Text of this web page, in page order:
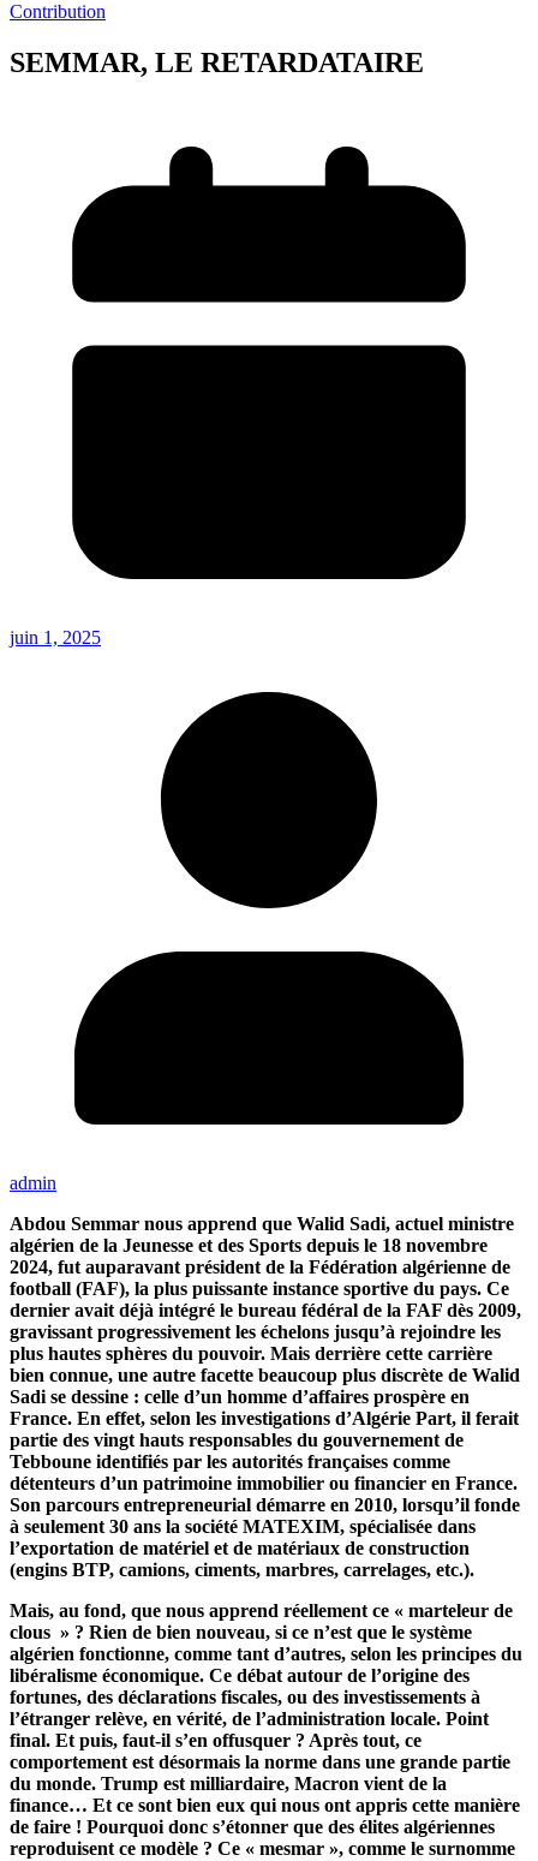
Contribution
SEMMAR, LE RETARDATAIRE
juin 1, 2025
admin
Abdou Semmar nous apprend que Walid Sadi, actuel ministre
algérien de la Jeunesse et des Sports depuis le 18 novembre
2024, fut auparavant président de la Fédération algérienne de
football (FAF), la plus puissante instance sportive du pays. Ce
dernier avait déjà intégré le bureau fédéral de la FAF dès 2009,
gravissant progressivement les échelons jusqu’à rejoindre les
plus hautes sphères du pouvoir. Mais derrière cette carrière
bien connue, une autre facette beaucoup plus discrète de Walid
Sadi se dessine : celle d’un homme d’affaires prospère en
France. En effet, selon les investigations d’Algérie Part, il ferait
partie des vingt hauts responsables du gouvernement de
Tebboune identifiés par les autorités françaises comme
détenteurs d’un patrimoine immobilier ou financier en France.
Son parcours entrepreneurial démarre en 2010, lorsqu’il fonde
à seulement 30 ans la société MATEXIM, spécialisée dans
l’exportation de matériel et de matériaux de construction
(engins BTP, camions, ciments, marbres, carrelages, etc.).
Mais, au fond, que nous apprend réellement ce « marteleur de
clous » ? Rien de bien nouveau, si ce n’est que le système
algérien fonctionne, comme tant d’autres, selon les principes du
libéralisme économique. Ce débat autour de l’origine des
fortunes, des déclarations fiscales, ou des investissements à
l’étranger relève, en vérité, de l’administration locale. Point
final. Et puis, faut-il s’en offusquer ? Après tout, ce
comportement est désormais la norme dans une grande partie
du monde. Trump est milliardaire, Macron vient de la
finance… Et ce sont bien eux qui nous ont appris cette manière
de faire ! Pourquoi donc s’étonner que des élites algériennes
reproduisent ce modèle ? Ce « mesmar », comme le surnomme